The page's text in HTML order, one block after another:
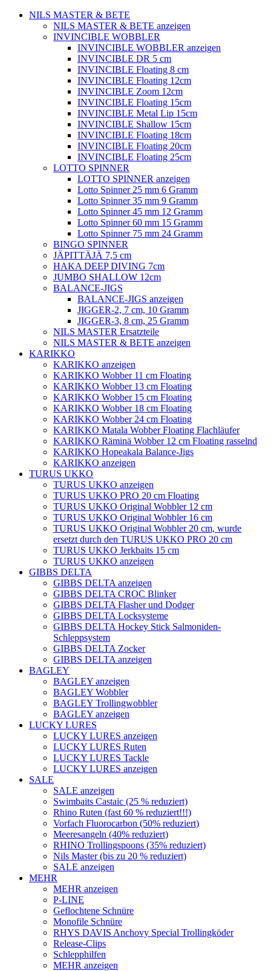
NILS MASTER & BETE
NILS MASTER & BETE anzeigen
INVINCIBLE WOBBLER
INVINCIBLE WOBBLER anzeigen
INVINCIBLE DR 5 cm
INVINCIBLE Floating 8 cm
INVINCIBLE Floating 12cm
INVINCIBLE Zoom 12cm
INVINCIBLE Floating 15cm
INVINCIBLE Metal Lip 15cm
INVINCIBLE Shallow 15cm
INVINCIBLE Floating 18cm
INVINCIBLE Floating 20cm
INVINCIBLE Floating 25cm
LOTTO SPINNER
LOTTO SPINNER anzeigen
Lotto Spinner 25 mm 6 Gramm
Lotto Spinner 35 mm 9 Gramm
Lotto Spinner 45 mm 12 Gramm
Lotto Spinner 60 mm 15 Gramm
Lotto Spinner 75 mm 24 Gramm
BINGO SPINNER
JÄPITTÄJÄ 7,5 cm
HAKA DEEP DIVING 7cm
JUMBO SHALLOW 12cm
BALANCE-JIGS
BALANCE-JIGS anzeigen
JIGGER-2, 7 cm, 10 Gramm
JIGGER-3, 8 cm, 25 Gramm
NILS MASTER Ersatzteile
NILS MASTER & BETE anzeigen
KARIKKO
KARIKKO anzeigen
KARIKKO Wobber 11 cm Floating
KARIKKO Wobber 13 cm Floating
KARIKKO Wobber 15 cm Floating
KARIKKO Wobber 18 cm Floating
KARIKKO Wobber 24 cm Floating
KARIKKO Matala Wobber Floating Flachläufer
KARIKKO Räminä Wobber 12 cm Floating rasselnd
KARIKKO Hopeakala Balance-Jigs
KARIKKO anzeigen
TURUS UKKO
TURUS UKKO anzeigen
TURUS UKKO PRO 20 cm Floating
TURUS UKKO Original Wobbler 12 cm
TURUS UKKO Original Wobbler 16 cm
TURUS UKKO Original Wobbler 20 cm, wurde
ersetzt durch den TURUS UKKO PRO 20 cm
TURUS UKKO Jerkbaits 15 cm
TURUS UKKO anzeigen
GIBBS DELTA
GIBBS DELTA anzeigen
GIBBS DELTA CROC Blinker
GIBBS DELTA Flasher und Dodger
GIBBS DELTA Locksysteme
GIBBS DELTA Hockey Stick Salmoniden-
Schleppsystem
GIBBS DELTA Zocker
GIBBS DELTA anzeigen
BAGLEY
BAGLEY anzeigen
BAGLEY Wobbler
BAGLEY Trollingwobbler
BAGLEY anzeigen
LUCKY LURES
LUCKY LURES anzeigen
LUCKY LURES Ruten
LUCKY LURES Tackle
LUCKY LURES anzeigen
SALE
SALE anzeigen
Swimbaits Castaic (25 % reduziert)
Rhino Ruten (fast 60 % reduziert!!!)
Vorfach Fluorocarbon (50% reduziert)
Meeresangeln (40% reduziert)
RHINO Trollingspoons (35% reduziert)
Nils Master (bis zu 20 % reduziert)
SALE anzeigen
MEHR
MEHR anzeigen
P-LINE
Geflochtene Schnüre
Monofile Schnüre
RHYS DAVIS Anchovy Special Trollingköder
Release-Clips
Schlepphilfen
MEHR anzeigen